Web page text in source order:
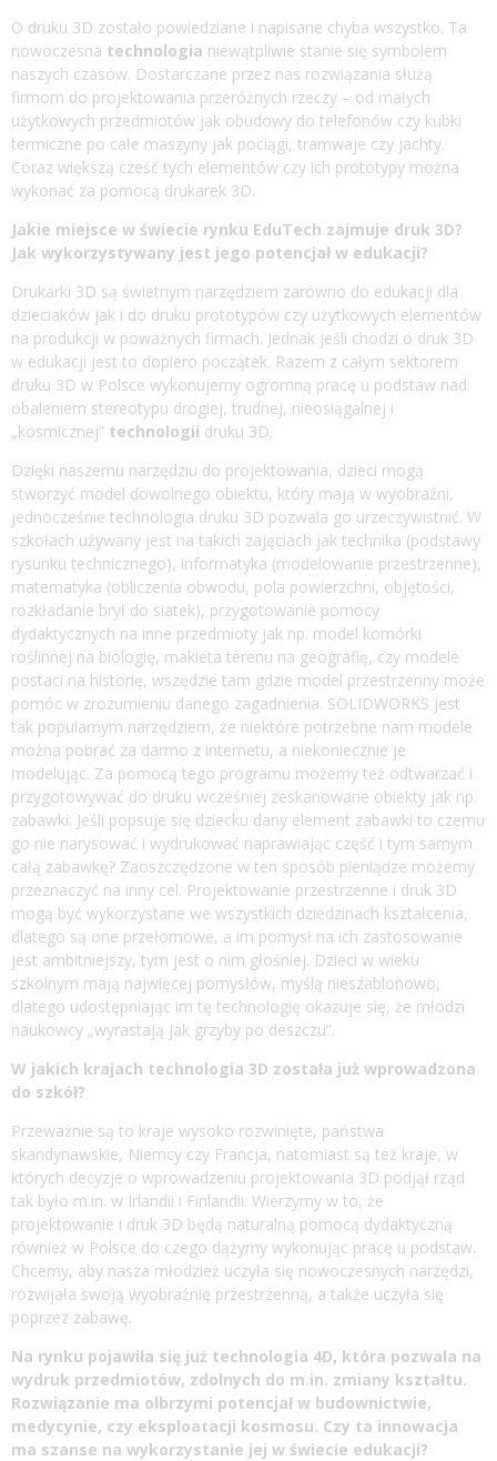
O druku 3D zostało powiedziane i napisane chyba wszystko. Ta
nowoczesna technologia niewątpliwie stanie się symbolem
naszych czasów. Dostarczane przez nas rozwiązania służą
firmom do projektowania przeróżnych rzeczy – od małych
użytkowych przedmiotów jak obudowy do telefonów czy kubki
termiczne po całe maszyny jak pociągi, tramwaje czy jachty.
Coraz większą cześć tych elementów czy ich prototypy można
wykonać za pomocą drukarek 3D.
Jakie miejsce w świecie rynku EduTech zajmuje druk 3D?
Jak wykorzystywany jest jego potencjał w edukacji?
Drukarki 3D są świetnym narzędziem zarówno do edukacji dla
dzieciaków jak i do druku prototypów czy użytkowych elementów
na produkcji w poważnych firmach. Jednak jeśli chodzi o druk 3D
w edukacji jest to dopiero początek. Razem z całym sektorem
druku 3D w Polsce wykonujemy ogromną pracę u podstaw nad
obaleniem stereotypu drogiej, trudnej, nieosiągalnej i
„kosmicznej” technologii druku 3D.
Dzięki naszemu narzędziu do projektowania, dzieci mogą
stworzyć model dowolnego obiektu, który mają w wyobraźni,
jednocześnie technologia druku 3D pozwala go urzeczywistnić. W
szkołach używany jest na takich zajęciach jak technika (podstawy
rysunku technicznego), informatyka (modelowanie przestrzenne),
matematyka (obliczenia obwodu, pola powierzchni, objętości,
rozkładanie brył do siatek), przygotowanie pomocy
dydaktycznych na inne przedmioty jak np. model komórki
roślinnej na biologię, makieta terenu na geografię, czy modele
postaci na historię, wszędzie tam gdzie model przestrzenny może
pomóc w zrozumieniu danego zagadnienia. SOLIDWORKS jest
tak popularnym narzędziem, że niektóre potrzebne nam modele
można pobrać za darmo z internetu, a niekoniecznie je
modelując. Za pomocą tego programu możemy też odtwarzać i
przygotowywać do druku wcześniej zeskanowane obiekty jak np.
zabawki. Jeśli popsuje się dziecku dany element zabawki to czemu
go nie narysować i wydrukować naprawiając część i tym samym
całą zabawkę? Zaoszczędzone w ten sposób pieniądze możemy
przeznaczyć na inny cel. Projektowanie przestrzenne i druk 3D
mogą być wykorzystane we wszystkich dziedzinach kształcenia,
dlatego są one przełomowe, a im pomysł na ich zastosowanie
jest ambitniejszy, tym jest o nim głośniej. Dzieci w wieku
szkolnym mają najwięcej pomysłów, myślą nieszablonowo,
dlatego udostępniając im tę technologię okazuje się, że młodzi
naukowcy „wyrastają jak grzyby po deszczu”.
W jakich krajach technologia 3D została już wprowadzona
do szkół?
Przeważnie są to kraje wysoko rozwinięte, państwa
skandynawskie, Niemcy czy Francja, natomiast są też kraje, w
których decyzje o wprowadzeniu projektowania 3D podjął rząd
tak było m.in. w Irlandii i Finlandii. Wierzymy w to, że
projektowanie i druk 3D będą naturalną pomocą dydaktyczną
również w Polsce do czego dążymy wykonując pracę u podstaw.
Chcemy, aby nasza młodzież uczyła się nowoczesnych narzędzi,
rozwijała swoją wyobraźnię przestrzenną, a także uczyła się
poprzez zabawę.
Na rynku pojawiła się już technologia 4D, która pozwala na
wydruk przedmiotów, zdolnych do m.in. zmiany kształtu.
Rozwiązanie ma olbrzymi potencjał w budownictwie,
medycynie, czy eksploatacji kosmosu. Czy ta innowacja
ma szanse na wykorzystanie jej w świecie edukacji?